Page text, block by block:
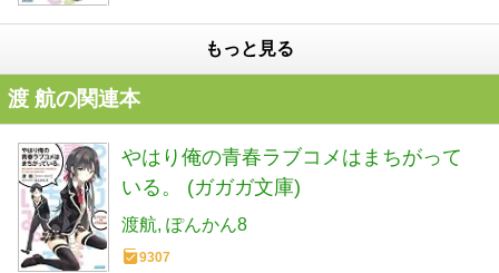
もっと見る
渡 航の関連本
やはり俺の青春ラブコメはまちがって
いる。 (ガガガ文庫)
渡航 ぽんかん8
9307